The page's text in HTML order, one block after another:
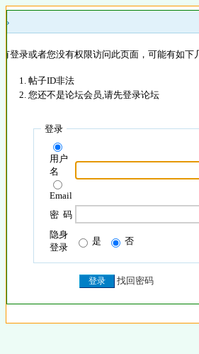
»
登录或者您没有权限访问此页面，可能有如下
帖子ID非法
您还不是论坛会员,请先登录论坛
登录
用户
名
Email
密 码
隐身
登录
是 否
找回密码